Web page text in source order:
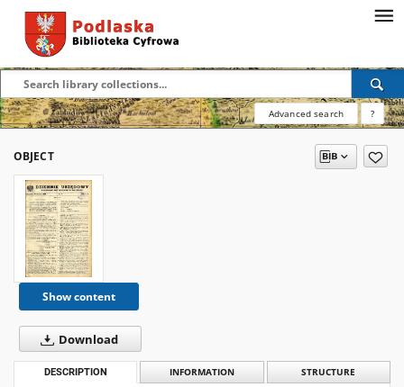
Advanced search ?
OBJECT
Show content
Download
DESCRIPTION INFORMATION STRUCTURE